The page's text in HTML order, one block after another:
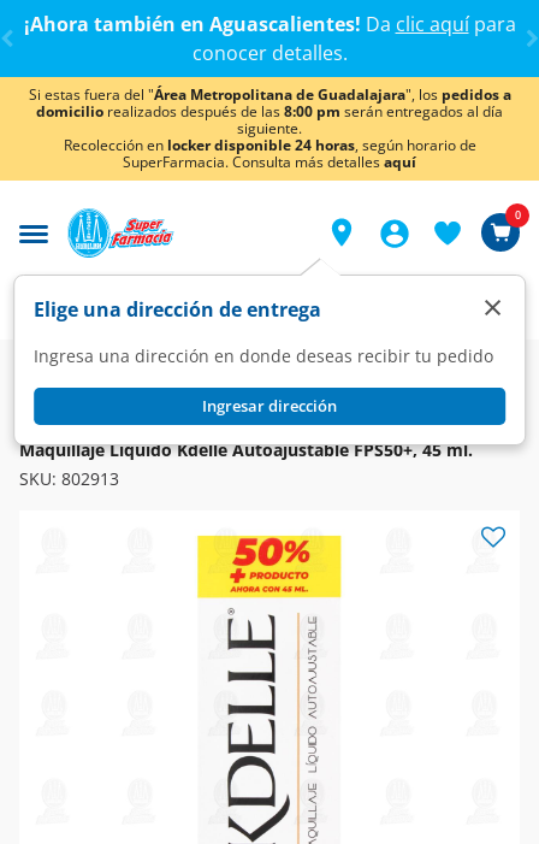
< div class="carousel-inner">
¡Ahora también en Aguascalientes! Da clic aquípara
conocer detalles.
Si estas fuera del "Área Metropolitana de Guadalajara", los pedidos a
domicilio realizados después de las8:00 pm serán entregados al día
siguiente.
Recolección en locker disponible 24 horas, según horario de
SuperFarmacia. Consulta más detallesaquí
Elige una dirección de entrega
Ingresa una dirección en donde deseas recibir tu pedido
Ingresar dirección
×
0
Super Higiene y Belleza
Cosméticos
Base para Maquillaje
KDELLE
Maquillaje Líquido Kdelle Autoajustable FPS50+, 45 ml.
SKU: 802913